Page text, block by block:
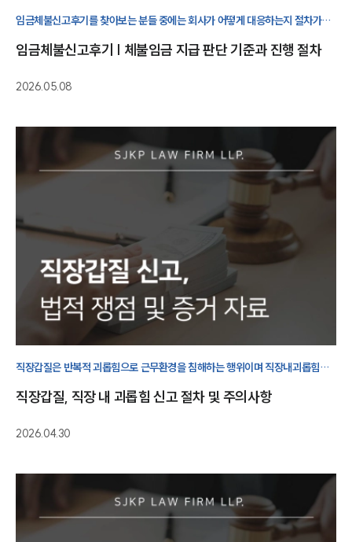
임금체불신고후기를 찾아보는 분들 중에는 회사가 어떻게 대응하는지 절차가
설명드립니다.
임금체불신고후기 | 체불임금 지급 판단 기준과 진행 절차
2026.05.08
직장갑질은 반복적 괴롭힘으로 근무환경을 침해하는 행위이며 직장내괴롭힘
직장갑질, 직장 내 괴롭힘 신고 절차 및 주의사항
2026.04.30